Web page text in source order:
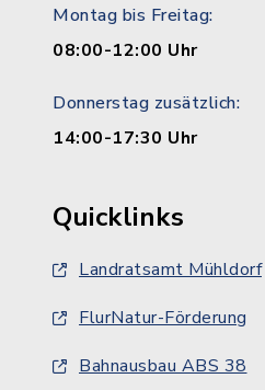
Montag bis Freitag:
08:00-12:00 Uhr
Donnerstag zusätzlich:
14:00-17:30 Uhr
Quicklinks
Landratsamt Mühldorf
FlurNatur-Förderung
Bahnausbau ABS 38